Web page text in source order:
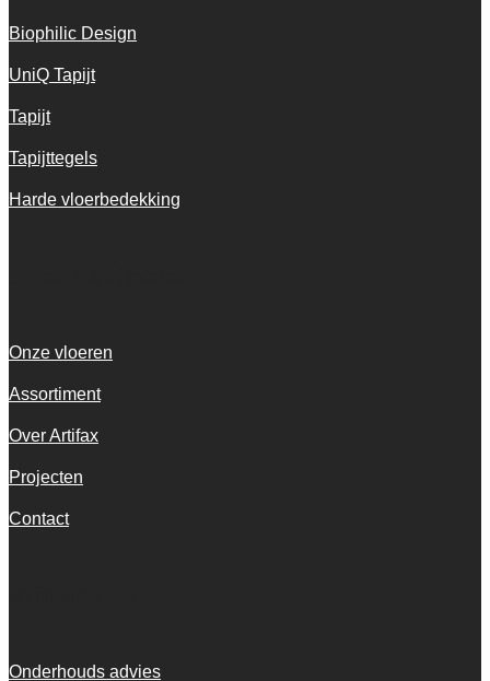
Biophilic Design
UniQ Tapijt
Tapijt
Tapijttegels
Harde vloerbedekking
Onze vloeren
Assortiment
Over Artifax
Projecten
Contact
Onderhouds advies